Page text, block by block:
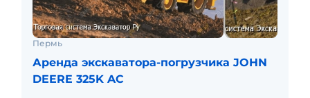
Пермь
Аренда экскаватора-погрузчика JOHN
DEERE 325K AC